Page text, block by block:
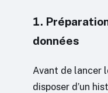
1.
données
Avant de lancer
disposer d’un